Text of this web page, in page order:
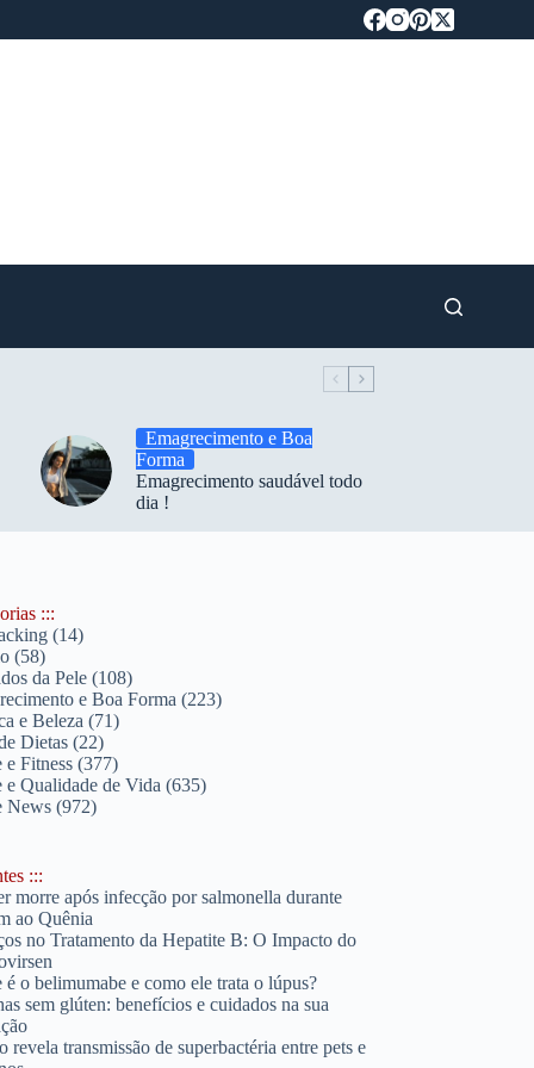
Emagrecimento e Boa
Forma
Emagrecimento saudável todo
dia !
:::
(14)
(58)
da Pele(108)
e Boa Forma (223)
e Beleza (71)
Dietas(22)
e Fitness(377)
e Qualidade de Vida (635)
News(972)
:::
morre após infecção por salmonella durante
ao Quênia
no Tratamento da Hepatite B: O Impacto do
é o belimumabe e como ele trata o lúpus?
sem glúten: benefícios e cuidados na sua
revela transmissão de superbactéria entre pets e